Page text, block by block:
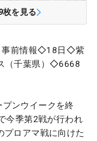
枚を見る
前情報◇18日◇紫
（千葉県）◇6668
ンウイークを終
今季第2戦が行われ
プロアマ戦に向けた